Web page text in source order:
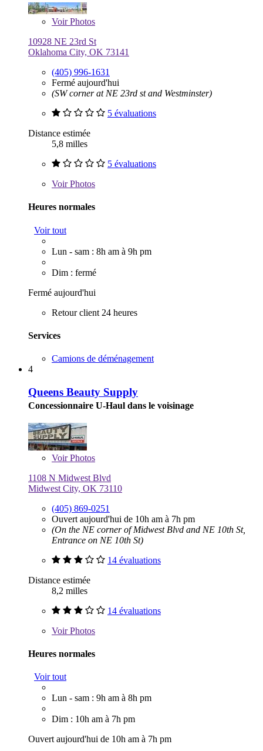
VoirPhotos
10928 NE 23rd St
Oklahoma City, OK 73141
(405) 996-1631
Fermé aujourd'hui
(SW corner at NE 23rd st and Westminster)
5 évaluations
Distance estimée
5,8 milles
5 évaluations
VoirPhotos
Heures normales
Voir tout
Lun - sam : 8h am à 9h pm
Dim : fermé
Fermé aujourd'hui
Retour client 24 heures
Services
Camions de déménagement
4
Queens Beauty Supply
Concessionnaire U-Haul dans le voisinage
VoirPhotos
1108 N Midwest Blvd
Midwest City, OK 73110
(405) 869-0251
Ouvert aujourd'hui de 10h am à 7h pm
(On the NE corner of Midwest Blvd and NE 10th St,
Entrance on NE 10th St)
14 évaluations
Distance estimée
8,2 milles
14 évaluations
VoirPhotos
Heures normales
Voir tout
Lun - sam : 9h am à 8h pm
Dim : 10h am à 7h pm
Ouvert aujourd'hui de 10h am à 7h pm